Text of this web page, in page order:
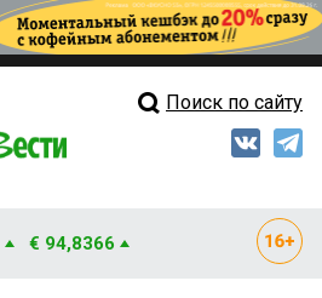
Свежий выпускПоиск по сайту
€ 94,8366